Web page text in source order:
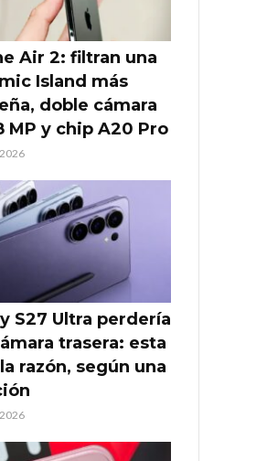
Air 2: filtran una
Island más
doble cámara
MP y chip A20 Pro
S27 Ultra perdería
trasera: esta
razón, según una